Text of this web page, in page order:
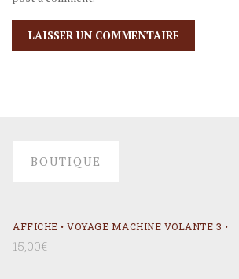
BOUTIQUE
AFFICHE • VOYAGE MACHINE VOLANTE 3 •
15,00€